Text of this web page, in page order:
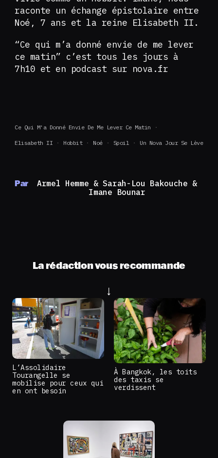
raconte un échange épistolaire entre
Noé, 7 ans et la reine Elisabeth II.
“Ce qui m’a donné envie de me lever
ce matin” c’est tous les jours à
7h10 et en podcast sur nova.fr
Ce Qui M'a Donné Envie De Me Lever Ce Matin
Elisabeth II Hobbit Noé Spoil Un Nova Jour Se Lève
Par
Armel Hemme & Sarah-Lou Bakouche &
Imane Bounar
La rédaction vous recommande
L’Assolidaire
Tourangelle se
mobilise pour ceux qui
en ont besoin
À Bangkok, les toits
des taxis se
verdissent